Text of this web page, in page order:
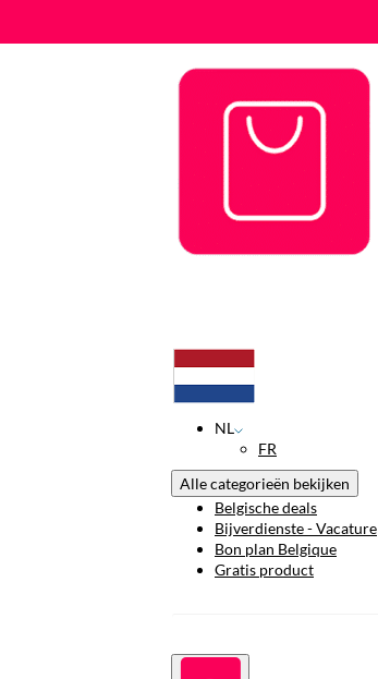
NL
FR
Alle categorieën bekijken
Belgische deals
Bijverdienste - Vacature
Bon plan Belgique
Gratis product